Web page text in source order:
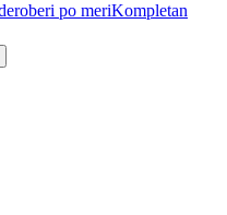
po meriKompletan